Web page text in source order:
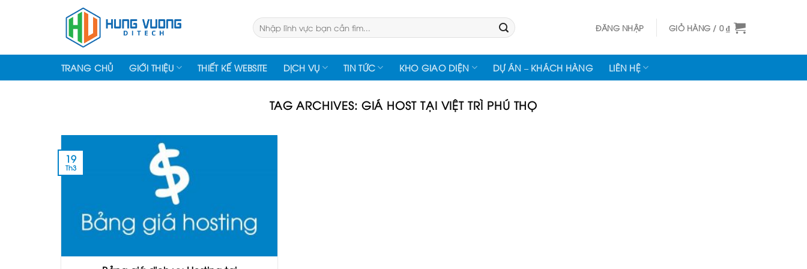
Tìm
kiếm:
ĐĂNG NHẬP GIỎ HÀNG / 0₫
TRANG CHỦ GIỚI THIỆU THIẾT KẾ WEBSITE DỊCH VỤ TIN TỨC KHO GIAO DIỆN DỰ ÁN – KHÁCH HÀNG LIÊN HỆ
TAG ARCHIVES: GIÁ HOST TẠI VIỆT TRÌ PHÚ THỌ
19
Th3